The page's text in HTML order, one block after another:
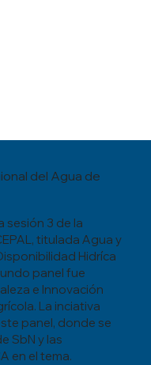
del Agua de
sesión 3 de la
titulada Agua y
Hidríca
panel fue
e Innovación
La inciativa
panel, donde se
SbN y las
en el tema.